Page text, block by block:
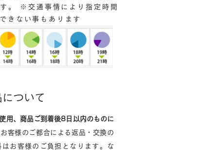
。 ※交通事情により指定時間
きない事もあります
について
用、商品ご到着後8日以内のものに
お客様のご都合による返品・交換の
はお客様のご負担となります。な